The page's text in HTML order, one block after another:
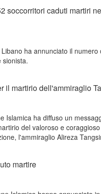
soccorritori caduti martiri
ha annunciato il numero
sionista.
il martirio dell'ammiraglio
Islamica ha diffuso un
del valoroso e
l'ammiraglio Alireza
martire